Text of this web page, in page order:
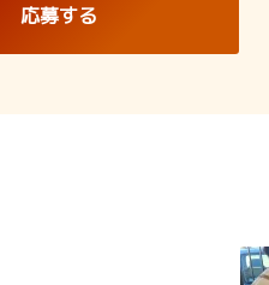
応募する